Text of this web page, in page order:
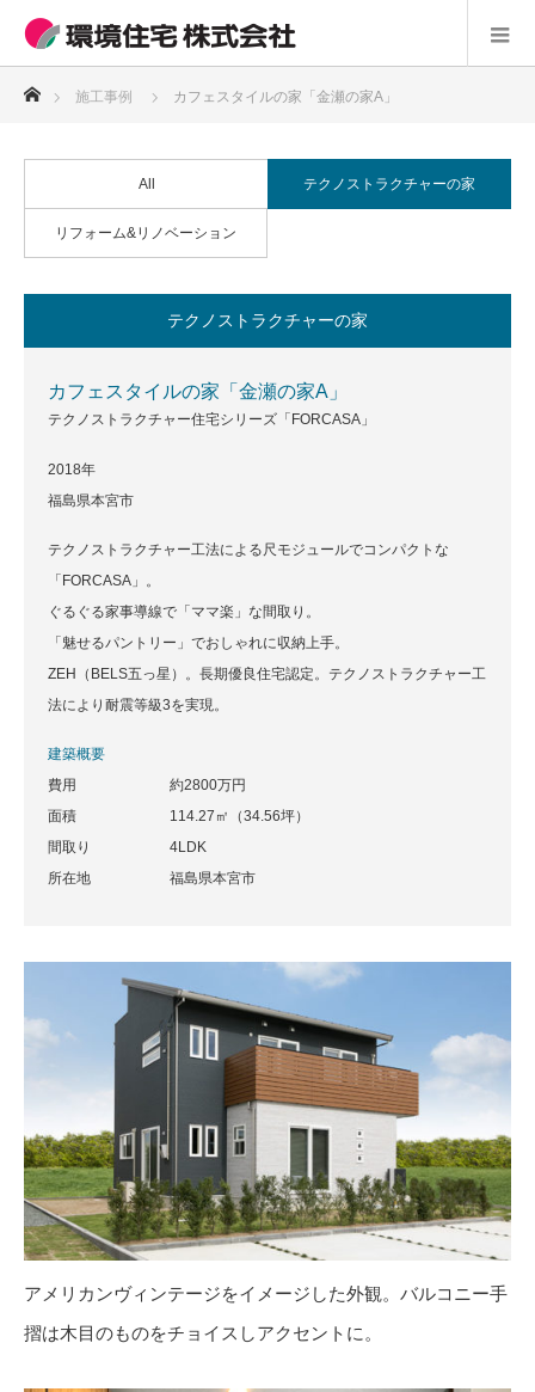
ホーム
施工事例 カフェスタイルの家「金瀬の家A」
All テクノストラクチャーの家
リフォーム&リノベーション
テクノストラクチャーの家
カフェスタイルの家「金瀬の家A」
テクノストラクチャー住宅シリーズ「FORCASA」
2018年
福島県本宮市
テクノストラクチャー工法による尺モジュールでコンパクトな
「FORCASA」。
ぐるぐる家事導線で「ママ楽」な間取り。
「魅せるパントリー」でおしゃれに収納上手。
ZEH（BELS五っ星）。長期優良住宅認定。テクノストラクチャー工
法により耐震等級3を実現。
建築概要
費用
約2800万円
面積
114.27㎡（34.56坪）
間取り
4LDK
所在地
福島県本宮市
アメリカンヴィンテージをイメージした外観。バルコニー手
摺は木目のものをチョイスしアクセントに。